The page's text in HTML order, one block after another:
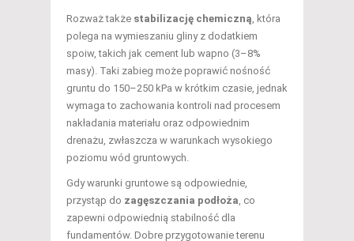
Rozważ także stabilizację chemiczną , która
polega na wymieszaniu gliny z dodatkiem
spoiw, takich jak cement lub wapno (3–8%
masy). Taki zabieg może poprawić nośność
gruntu do 150–250 kPa w krótkim czasie, jednak
wymaga to zachowania kontroli nad procesem
nakładania materiału oraz odpowiednim
drenażu, zwłaszcza w warunkach wysokiego
poziomu wód gruntowych.
Gdy warunki gruntowe są odpowiednie,
przystąp do zagęszczania podłoża , co
zapewni odpowiednią stabilność dla
fundamentów. Dobre przygotowanie terenu